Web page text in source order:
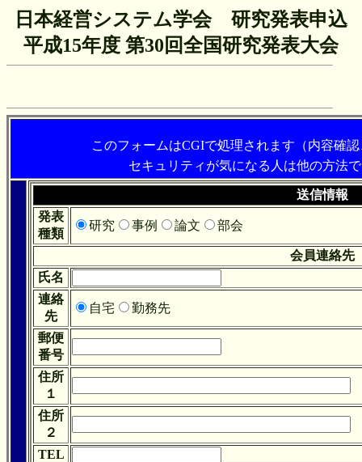
日本経営システム学会 研究発表申込
平成15年度 第30回全国研究発表大会
このフォームはCGIで処理されます（内容確
セキュリティが気になる人は他の方法
送信情報
発表
種類
研究 事例 論文 部会
会員連絡先
氏名
連絡
先
自宅 勤務先
郵便
番号
住所
１
住所
２
TEL